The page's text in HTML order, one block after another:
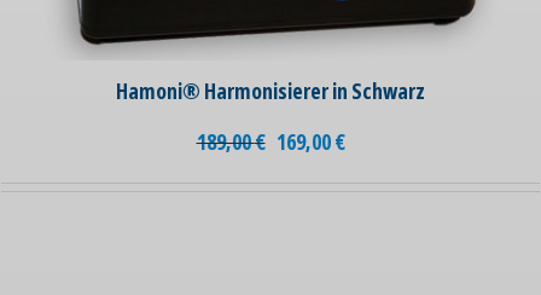
Hamoni® Harmonisierer in Schwarz
189,00€ 169,00€